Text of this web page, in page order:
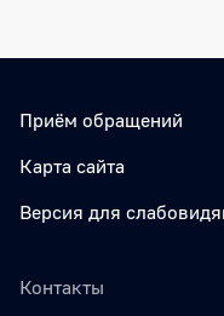
Приём обращений
Карта сайта
Версия для
Контакты